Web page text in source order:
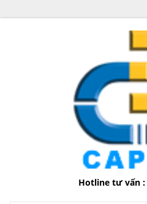
Hotline tư vấn :